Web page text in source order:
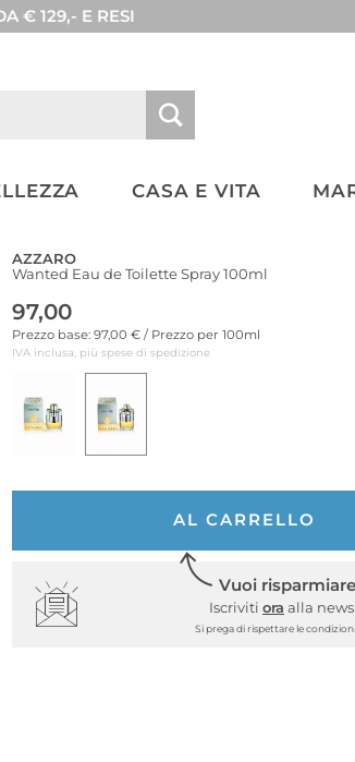
€ 129,- E RESI
CASA E VITA
AZZARO
Wanted Eau de Toilette Spray 100ml
97,00
Prezzo base: 97,00 € / Prezzo per 100ml
IVA inclusa, più spese di spedizione
AL CARRELLO
Vuoi risparmiare
Iscriviti ora alla
Si prega di rispettare le